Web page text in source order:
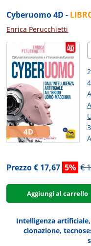
Cyberuomo 4D -
Enrica Perucchietti
4D
Prezzo € 17,67 5% €
Aggiungi al carrello
Intelligenza
clonazione,